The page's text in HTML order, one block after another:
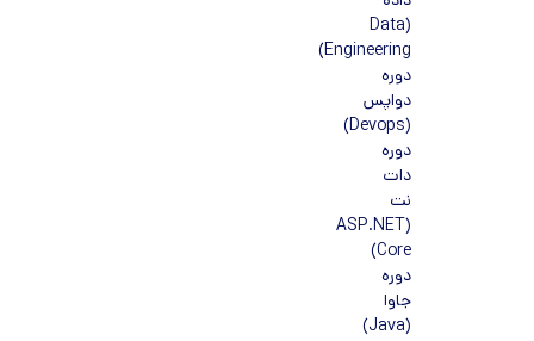
(Data
Engineering)
دوره
دواپس
(Devops)
دوره
دات
نت
(ASP.NET
Core)
دوره
جاوا
(Java)